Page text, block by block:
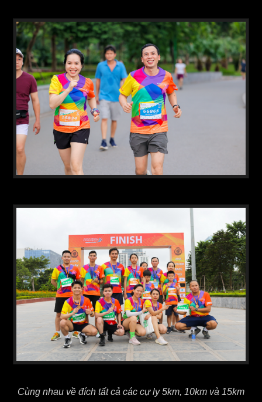
Cùng nhau về đích tất cả các cự ly 5km, 10km và 15km